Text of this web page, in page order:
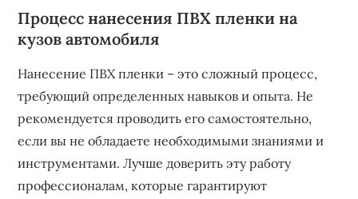
Процесс нанесения ПВХ пленки на
кузов автомобиля
Нанесение ПВХ пленки – это сложный процесс,
требующий определенных навыков и опыта. Не
рекомендуется проводить его самостоятельно,
если вы не обладаете необходимыми знаниями и
инструментами. Лучше доверить эту работу
профессионалам, которые гарантируют